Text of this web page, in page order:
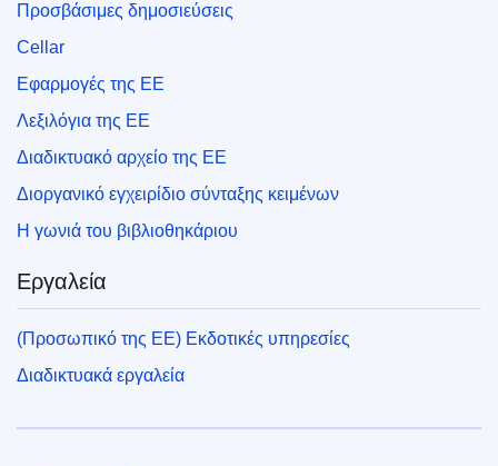
Προσβάσιμες δημοσιεύσεις
Cellar
Εφαρμογές της ΕΕ
Λεξιλόγια της ΕΕ
Διαδικτυακό αρχείο της ΕΕ
Διοργανικό εγχειρίδιο σύνταξης κειμένων
Η γωνιά του βιβλιοθηκάριου
Εργαλεία
(Προσωπικό της ΕΕ) Εκδοτικές υπηρεσίες
Διαδικτυακά εργαλεία